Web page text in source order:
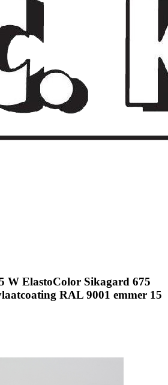
W ElastoColor Sikagard 675
RAL 9001 emmer 15